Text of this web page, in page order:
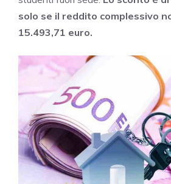
solo se il reddito complessivo
15.493,71 euro.